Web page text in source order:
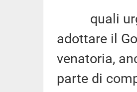
quali
adottare il
venatoria,
parte di